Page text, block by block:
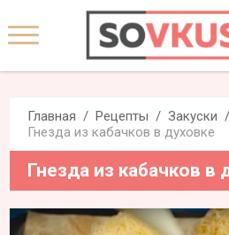
Главная Рецепты
Закуски
Гнезда из кабачков в духовке
Гнезда из кабачков в